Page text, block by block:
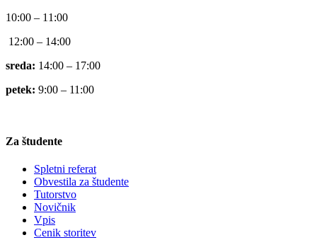
10:00 – 11:00
12:00 – 14:00
sreda: 14:00 – 17:00
petek: 9:00 – 11:00
Za študente
Spletni referat
Obvestila za študente
Tutorstvo
Novičnik
Vpis
Cenik storitev